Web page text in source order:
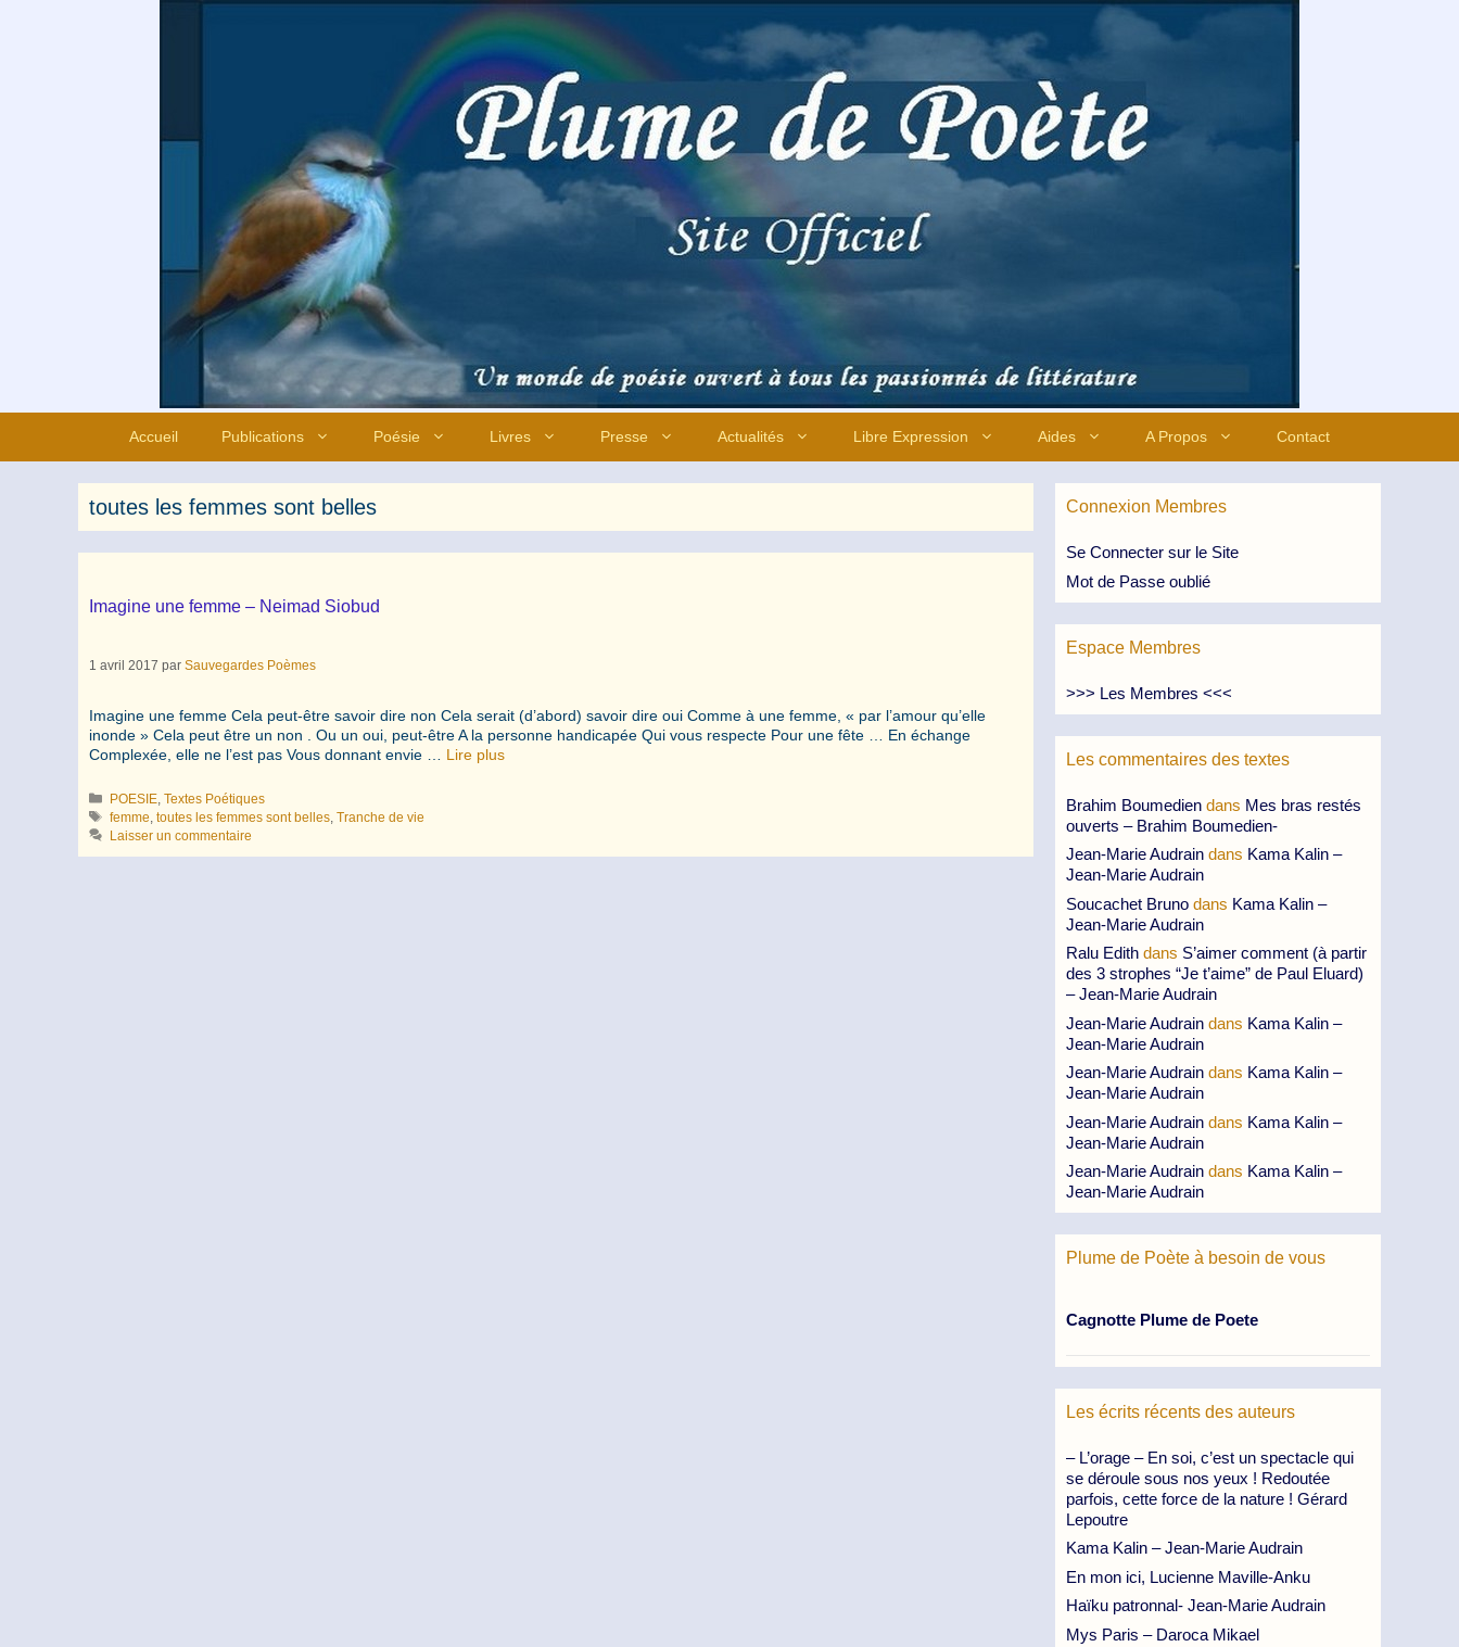
Accueil Publications Poésie Livres Presse Actualités Libre Expression Aides A Propos Contact
toutes les femmes sont belles
Imagine une femme – Neimad Siobud
1 avril 2017 par Sauvegardes Poèmes
Imagine une femme Cela peut-être savoir dire non Cela serait (d’abord) savoir dire oui Comme à une femme, « par l’amour qu’elle
inonde » Cela peut être un non . Ou un oui, peut-être A la personne handicapée Qui vous respecte Pour une fête … En échange
Complexée, elle ne l’est pas Vous donnant envie … Lire plus
Catégories
POESIE ,Textes Poétiques
Étiquettes
femme ,toutes les femmes sont belles ,Tranche de vie
Laisser un commentaire
Connexion Membres
Se Connecter sur le Site
Mot de Passe oublié
Espace Membres
>>> Les Membres <<<
Les commentaires des textes
Brahim Boumedien dans Mes bras restés
ouverts – Brahim Boumedien-
Jean-Marie Audrain dans Kama Kalin –
Jean-Marie Audrain
Soucachet Bruno dans Kama Kalin –
Jean-Marie Audrain
Ralu Edith dans S’aimer comment (à partir
des 3 strophes “Je t’aime” de Paul Eluard)
– Jean-Marie Audrain
Jean-Marie Audrain dans Kama Kalin –
Jean-Marie Audrain
Jean-Marie Audrain dans Kama Kalin –
Jean-Marie Audrain
Jean-Marie Audrain dans Kama Kalin –
Jean-Marie Audrain
Jean-Marie Audrain dans Kama Kalin –
Jean-Marie Audrain
Plume de Poète à besoin de vous
Cagnotte Plume de Poete
Les écrits récents des auteurs
– L’orage – En soi, c’est un spectacle qui
se déroule sous nos yeux ! Redoutée
parfois, cette force de la nature ! Gérard
Lepoutre
Kama Kalin – Jean-Marie Audrain
En mon ici, Lucienne Maville-Anku
Haïku patronnal- Jean-Marie Audrain
Mys Paris – Daroca Mikael